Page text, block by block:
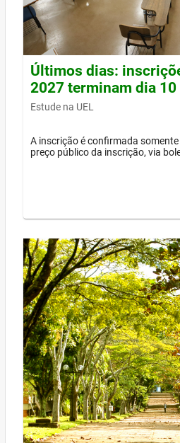
Últimos dias:
2027 terminam dia 10
Estude na UEL
A inscrição é confirmada
preço público da inscrição, via